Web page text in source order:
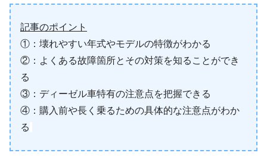
記事のポイント
①：壊れやすい年式やモデルの特徴がわかる
②：よくある故障箇所とその対策を知ることができ
る
③：ディーゼル車特有の注意点を把握できる
④：購入前や長く乗るための具体的な注意点がわか
る